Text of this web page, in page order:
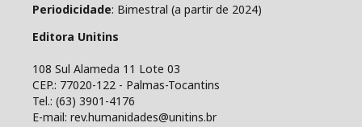
Periodicidade: Bimestral (a partir de 2024)
Editora Unitins
108 Sul Alameda 11 Lote 03
CEP.: 77020-122 - Palmas-Tocantins
Tel.: (63) 3901-4176
E-mail: rev.humanidades@unitins.br